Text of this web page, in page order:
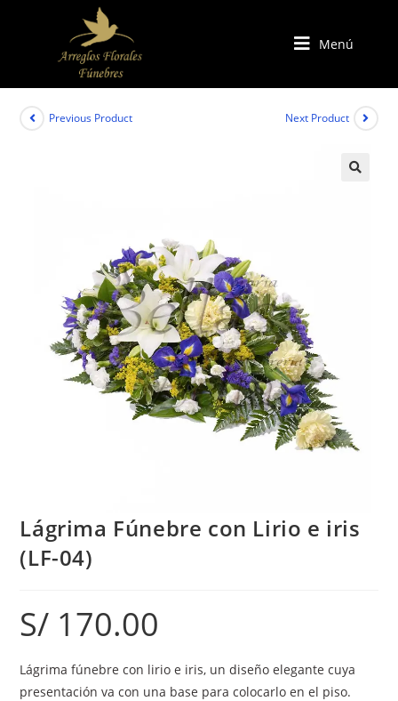
Menú
Previous Product Next Product
Lágrima Fúnebre con Lirio e iris
(LF-04)
S/ 170.00
Lágrima fúnebre con lirio e iris, un diseño elegante cuya
presentación va con una base para colocarlo en el piso.